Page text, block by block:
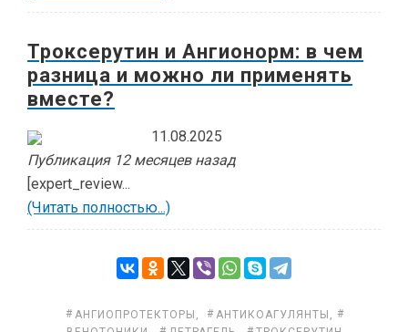
Троксерутин и Ангионорм: в чем
разница и можно ли применять
вместе?
11.08.2025
Публикация 12 месяцев назад
[expert_review...
(Читать полностью...)
АНГИОПРОТЕКТОРЫ , АНТИКОАГУЛЯНТЫ ,